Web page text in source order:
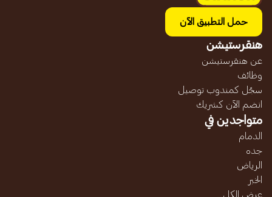
حمل التطبيق الآن
هنقرستيشن
عن هنقرستيشن
وظائف
سجّل كمندوب توصيل
انضم الآن كشريك
متواجدين في
الدمام
جده
الرياض
الخبر
عرض الكل...